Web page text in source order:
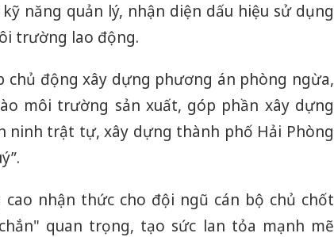
năng quản lý, nhận diện dấu hiệu sử dụng
trường lao động.
chủ động xây dựng phương án phòng ngừa,
môi trường sản xuất, góp phần xây dựng
ninh trật tự, xây dựng thành phố Hải Phòng
nhận thức cho đội ngũ cán bộ chủ chốt
quan trọng, tạo sức lan tỏa mạnh mẽ